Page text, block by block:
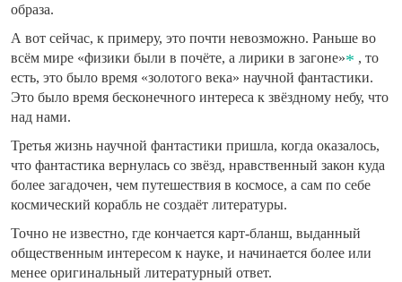
образа.
А вот сейчас, к примеру, это почти невозможно. Раньше во
всём мире «физики были в почёте, а лирики в загоне»
, то
есть, это было время «золотого века» научной фантастики.
Это было время бесконечного интереса к звёздному небу, что
над нами.
Третья жизнь научной фантастики пришла, когда оказалось,
что фантастика вернулась со звёзд, нравственный закон куда
более загадочен, чем путешествия в космосе, а сам по себе
космический корабль не создаёт литературы.
Точно не известно, где кончается карт-бланш, выданный
общественным интересом к науке, и начинается более или
менее оригинальный литературный ответ.